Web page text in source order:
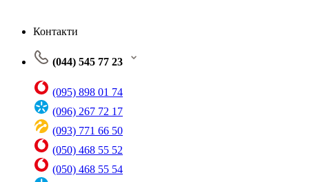
Контакти
(044) 545 77 23
(095) 898 01 74
(096) 267 72 17
(093) 771 66 50
(050) 468 55 52
(050) 468 55 54